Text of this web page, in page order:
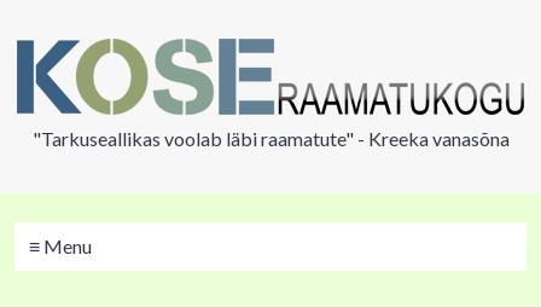
"Tarkuseallikas voolab läbi raamatute" - Kreeka vanasõna
≡ Menu